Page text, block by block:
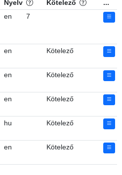
Nyelv
Kötelező
...
en 7
en Kötelező
en Kötelező
en Kötelező
hu Kötelező
en Kötelező